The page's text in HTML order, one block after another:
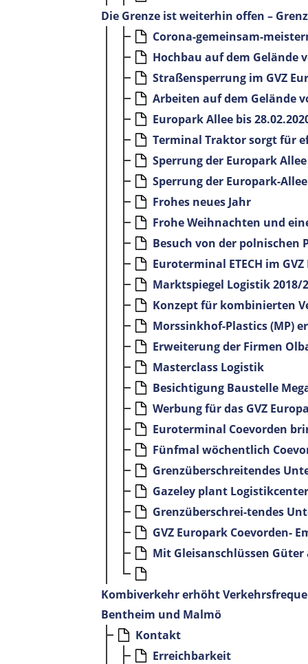
Die Grenze ist weiterhin offen –
Corona-gemeinsam-
Hochbau auf dem Gelände
Straßensperrung im GVZ
Arbeiten auf dem Gelände
Europark Allee bis
Terminal Traktor sorgt für
Sperrung der Europark
Sperrung der Europark-
Frohes neues Jahr
Frohe Weihnachten und
Besuch von der polnischen
Euroterminal ETECH im
Marktspiegel Logistik
Konzept für kombinierten
Morssinkhof-Plastics (MP)
Erweiterung der Firmen
Masterclass Logistik
Besichtigung Baustelle
Werbung für das GVZ
Euroterminal Coevorden
Fünfmal wöchentlich
Grenzüberschreitendes
Gazeley plant
Grenzüberschrei-tendes
GVZ Europark Coevorden-
Mit Gleisanschlüssen
Kombiverkehr erhöht
Bentheim und Malmö
Kontakt
Erreichbarkeit